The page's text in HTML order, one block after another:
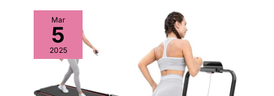
Mar
5
2025